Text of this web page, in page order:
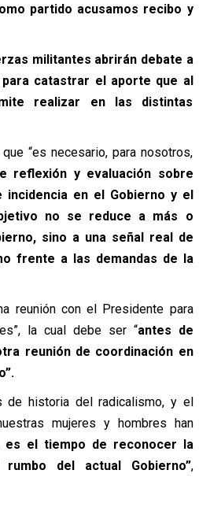
partido acusamos recibo y
militantes abrirán debate a
catastrar el aporte que al
realizar en las distintas
“es necesario, para nosotros,
reflexión y evaluación sobre
en el Gobierno y el
no se reduce a más o
sino a una señal real de
frente a las demandas de la
reunión con el Presidente para
la cual debe ser “antes de
reunión de coordinación en
de historia del radicalismo, y el
mujeres y hombres han
es el tiempo de reconocer la
del actual Gobierno”,